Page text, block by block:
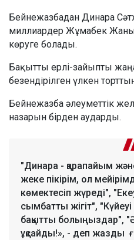
Бейнежазбадан Динара
миллиардер Жұмабек
көруге болады.
Бақытты ерлі-зайыпты
безендірілген үлкен
Бейнежазба әлеуметтік
назарын бірден аударды.
"Динара - қарапайым
жеке пікірім, ол
көмектесіп жүреді",
сымбатты жігіт",
бақытты болыңыздар",
ұқсайды!», - деп жазды